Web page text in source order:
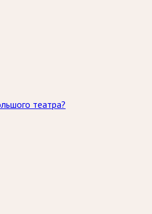
театра?